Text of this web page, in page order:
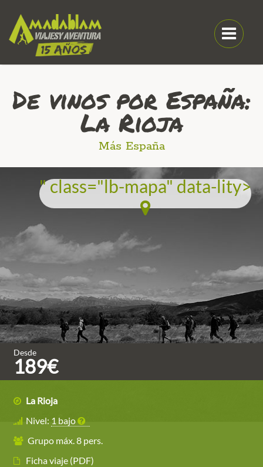
De vinos por España:
La Rioja
Más España
" class="lb-mapa" data-lity>
Desde
189€
La Rioja
Nivel: 1 bajo
Grupo máx. 8 pers.
Ficha viaje (PDF)